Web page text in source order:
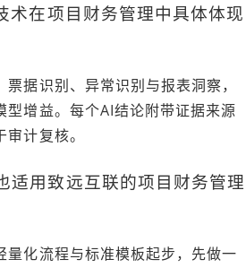
术在项目财务管理中具体体现
据识别、异常识别与报表洞察，
型增益。每个AI结论附带证据来源
计复核。
适用致远互联的项目财务管理
量化流程与标准模板起步，先做一